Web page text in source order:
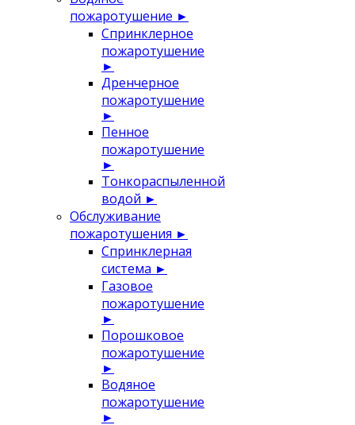
пожаротушение ►
Спринклерное
пожаротушение
►
Дренчерное
пожаротушение
►
Пенное
пожаротушение
►
Тонкораспыленной
водой ►
Обслуживание
пожаротушения ►
Спринклерная
система ►
Газовое
пожаротушение
►
Порошковое
пожаротушение
►
Водяное
пожаротушение
►